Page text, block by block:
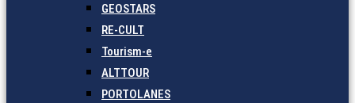
GEOSTARS
RE-CULT
Tourism-e
ALTTOUR
PORTOLANES